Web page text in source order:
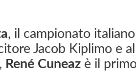
, il campionato
Jacob Kiplimo e
René Cuneaz è il